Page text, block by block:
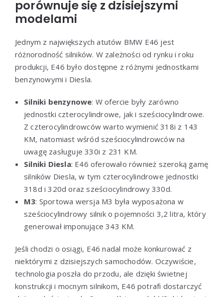
porównuje się z dzisiejszymi
modelami
Jednym z największych atutów BMW E46 jest
różnorodność silników. W zależności od rynku i roku
produkcji, E46 było dostępne z różnymi jednostkami
benzynowymi i Diesla.
Silniki benzynowe: W ofercie były zarówno
jednostki czterocylindrowe, jak i sześciocylindrowe.
Z czterocylindrowców warto wymienić 318i z 143
KM, natomiast wśród sześciocylindrowców na
uwagę zasługuje 330i z 231 KM.
Silniki Diesla: E46 oferowało również szeroką gamę
silników Diesla, w tym czterocylindrowe jednostki
318d i 320d oraz sześciocylindrowy 330d.
M3: Sportowa wersja M3 była wyposażona w
sześciocylindrowy silnik o pojemności 3,2 litra, który
generował imponujące 343 KM.
Jeśli chodzi o osiągi, E46 nadal może konkurować z
niektórymi z dzisiejszych samochodów. Oczywiście,
technologia poszła do przodu, ale dzięki świetnej
konstrukcji i mocnym silnikom, E46 potrafi dostarczyć